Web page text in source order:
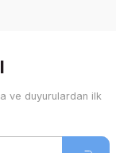
ve duyurulardan ilk